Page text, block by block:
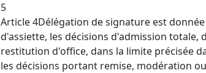
5
Article 4Délégation de signature est
d'assiette, les décisions d'admission
restitution d'office, dans la limite précisée
les décisions portant remise, modération